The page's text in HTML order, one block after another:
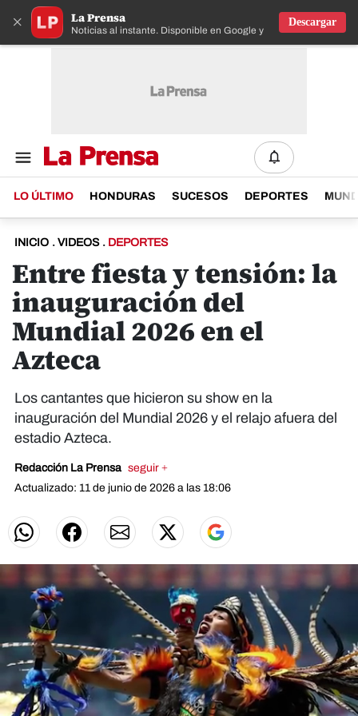
× La Prensa
Noticias al instante. Disponible en Google y IOS
Descargar
LO ÚLTIMO HONDURAS SUCESOS DEPORTES
INICIO . VIDEOS . DEPORTES
Entre fiesta y tensión: la
inauguración del
Mundial 2026 en el
Azteca
Los cantantes que hicieron su show en la
inauguración del Mundial 2026 y el relajo afuera del
estadio Azteca.
Redacción La Prensa seguir +
Actualizado: 11 de junio de 2026 a las 18:06